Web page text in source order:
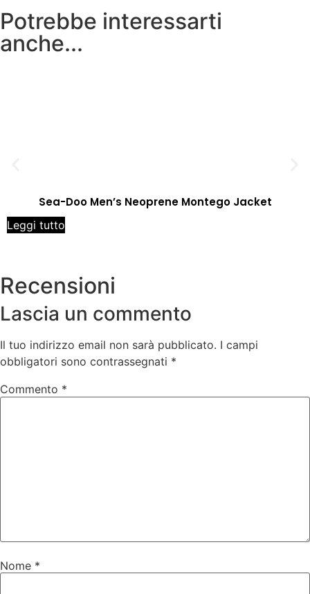
Potrebbe interessarti
anche...
Sea-Doo Men’s Neoprene Montego Jacket
Leggi tutto
Recensioni
Lascia un commento
Il tuo indirizzo email non sarà pubblicato. I campi
obbligatori sono contrassegnati *
Commento *
Nome *